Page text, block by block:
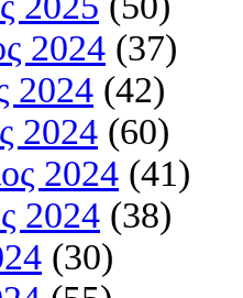
2024 (37)
2024 (42)
2024 (60)
2024 (41)
2024 (38)
(30)